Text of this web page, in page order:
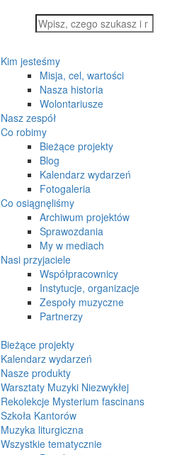
Kim jesteśmy
Misja, cel, wartości
Nasza historia
Wolontariusze
Nasz zespół
Co robimy
Bieżące projekty
Blog
Kalendarz wydarzeń
Fotogaleria
Co osiągnęliśmy
Archiwum projektów
Sprawozdania
My w mediach
Nasi przyjaciele
Współpracownicy
Instytucje, organizacje
Zespoły muzyczne
Partnerzy
Bieżące projekty
Kalendarz wydarzeń
Nasze produkty
Warsztaty Muzyki Niezwykłej
Rekolekcje Mysterium fascinans
Szkoła Kantorów
Muzyka liturgiczna
Wszystkie tematycznie